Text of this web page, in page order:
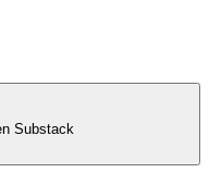
Substack